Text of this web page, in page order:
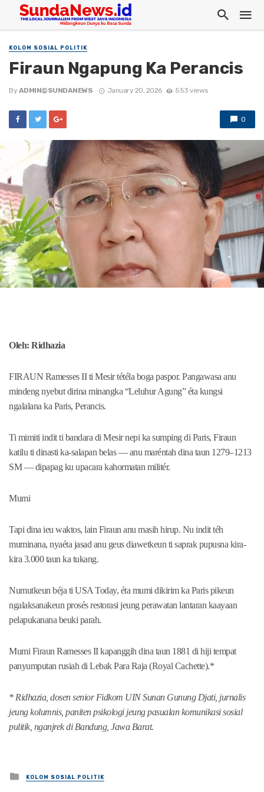
KOLOM SOSIAL POLITIK
Firaun Ngapung Ka Perancis
By ADMIN@SUNDANEWS January 20, 2026 553 views
0
Oleh: Ridhazia
FIRAUN Ramesses II ti Mesir tétéla boga paspor. Pangawasa anu
mindeng nyebut dirina minangka “Leluhur Agung” éta kungsi
ngalalana ka Paris, Perancis.
Ti mimiti indit ti bandara di Mesir nepi ka sumping di Paris, Firaun
katilu ti dinasti ka-salapan belas — anu maréntah dina taun 1279–1213
SM — dipapag ku upacara kahormatan militér.
Mumi
Tapi dina ieu waktos, lain Firaun anu masih hirup. Nu indit téh
muminana, nyaéta jasad anu geus diawetkeun ti saprak pupusna kira-
kira 3.000 taun ka tukang.
Numutkeun béja ti USA Today, éta mumi dikirim ka Paris pikeun
ngalaksanakeun prosés restorasi jeung perawatan lantaran kaayaan
pelapukanana beuki parah.
Mumi Firaun Ramesses II kapanggih dina taun 1881 di hiji tempat
panyumputan rusiah di Lebak Para Raja (Royal Cachette).*
* Ridhazia, dosen senior Fidkom UIN Sunan Gunung Djati, jurnalis
jeung kolumnis, paniten psikologi jeung pasualan komunikasi sosial
pulitik, nganjrek di Bandung, Jawa Barat.
Posted
in
KOLOM SOSIAL POLITIK